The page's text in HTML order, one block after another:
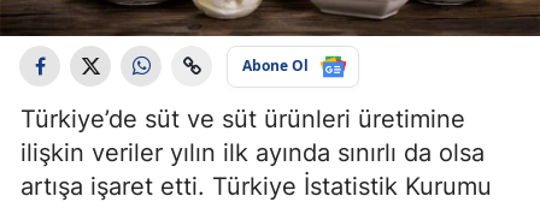
Abone Ol
Türkiye’de süt ve süt ürünleri üretimine
ilişkin veriler yılın ilk ayında sınırlı da olsa
artışa işaret etti. Türkiye İstatistik Kurumu